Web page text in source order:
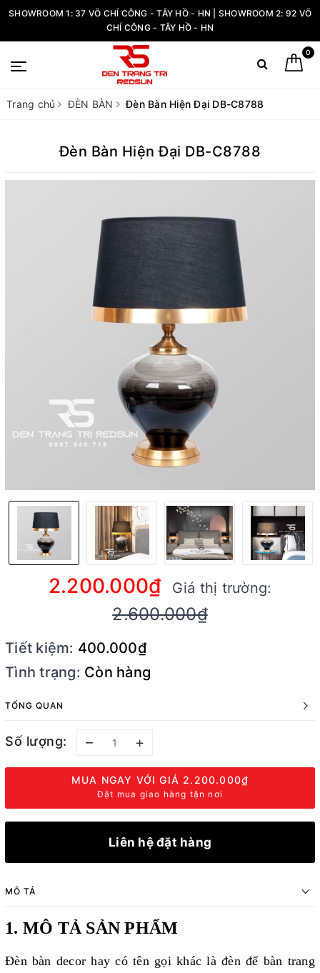
SHOWROOM 1: 37 VÕ CHÍ CÔNG - TÂY HỒ - HN | SHOWROOM 2: 92 VÕ
CHÍ CÔNG - TÂY HỒ - HN
0
Trang chủ ĐÈN BÀN Đèn Bàn Hiện Đại DB-C8788
Đèn Bàn Hiện Đại DB-C8788
2.200.000₫ Giá thị trường:
2.600.000₫
Tiết kiệm: 400.000₫
Tình trạng: Còn hàng
TỔNG QUAN
Số lượng: – +
MUA NGAY VỚI GIÁ 2.200.000₫
Đặt mua giao hàng tận nơi
Liên hệ đặt hàng
MÔ TẢ
1. MÔ TẢ SẢN PHẨM
Đèn bàn decor hay có tên gọi khác là đèn để bàn trang